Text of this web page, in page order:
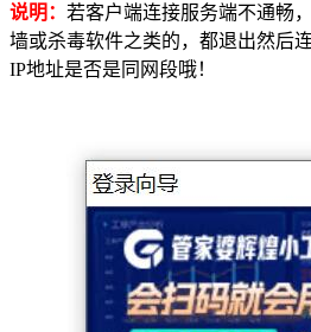
说明： 若客户端连接服务端不通畅
墙或杀毒软件之类的，都退出然后
IP地址是否是同网段哦！